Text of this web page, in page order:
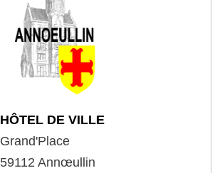
HÔTEL DE VILLE
Grand'Place
59112 Annœullin